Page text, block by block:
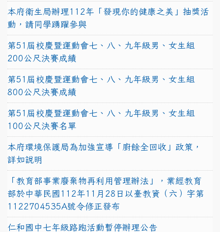
本府衛生局辦理112年「發現你的健康之美」抽獎活
動，請同學踴躍參與
第51屆校慶暨運動會七、八、九年級男、女生組
200公尺決賽成績
第51屆校慶暨運動會七、八、九年級男、女生組
800公尺決賽成績
第51屆校慶暨運動會七、八、九年級男、女生組
100公尺決賽名單
本府環境保護局為加強宣導「廚餘全回收」政策，
詳如說明
「教育部事業廢棄物再利用管理辦法」，業經教育
部於中華民國112年11月28日以臺教資（六）字第
1122704535A號令修正發布
仁和國中七年級路跑活動暫停辦理公告